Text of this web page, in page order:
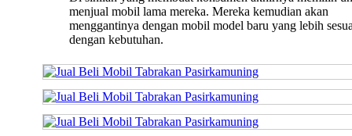
menjual mobil lama mereka. Mereka kemudian akan
menggantinya dengan mobil model baru yang lebih
dengan kebutuhan.